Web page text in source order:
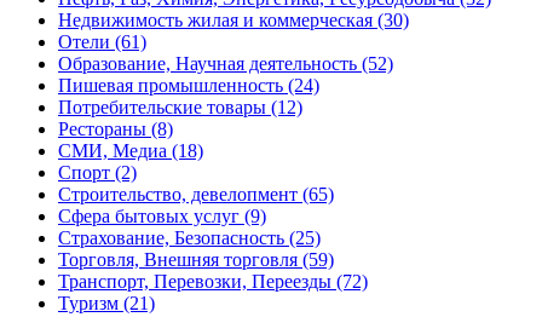
Недвижимость жилая и коммерческая (30)
Отели (61)
Образование, Научная деятельность (52)
Пишевая промышленность (24)
Потребительские товары (12)
Рестораны (8)
СМИ, Медиа (18)
Спорт (2)
Строительство, девелопмент (65)
Сфера бытовых услуг (9)
Страхование, Безопасность (25)
Торговля, Внешняя торговля (59)
Транспорт, Перевозки, Переезды (72)
Туризм (21)